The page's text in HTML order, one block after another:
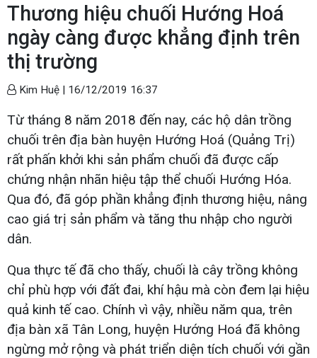
Thương hiệu chuối Hướng Hoá
ngày càng được khẳng định trên
thị trường
Kim Huệ | 16/12/2019 16:37
Từ tháng 8 năm 2018 đến nay, các hộ dân trồng
chuối trên địa bàn huyện Hướng Hoá (Quảng Trị)
rất phấn khởi khi sản phẩm chuối đã được cấp
chứng nhận nhãn hiệu tập thể chuối Hướng Hóa.
Qua đó, đã góp phần khẳng định thương hiệu, nâng
cao giá trị sản phẩm và tăng thu nhập cho người
dân.
Qua thực tế đã cho thấy, chuối là cây trồng không
chỉ phù hợp với đất đai, khí hậu mà còn đem lại hiệu
quả kinh tế cao. Chính vì vậy, nhiều năm qua, trên
địa bàn xã Tân Long, huyện Hướng Hoá đã không
ngừng mở rộng và phát triển diện tích chuối với gần